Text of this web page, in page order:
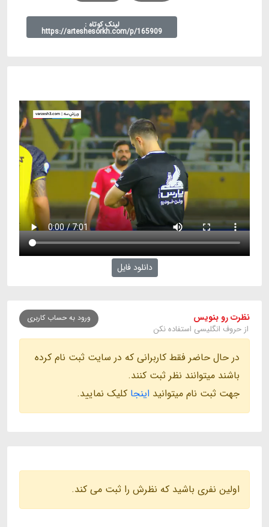
لینک کوتاه :
https://arteshesorkh.com/p/165909
دانلود فایل
نظرت رو بنویس
از حروف انگلیسی استفاده نکن
ورود به حساب کاربری
در حال حاضر فقط کاربرانی که در سایت ثبت نام کرده
باشند میتوانند نظر ثبت کنند.
جهت ثبت نام میتوانید اینجا کلیک نمایید.
اولین نفری باشید که نظرش را ثبت می کند.